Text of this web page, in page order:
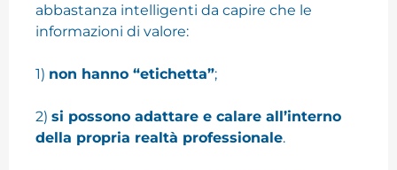
abbastanza intelligenti da capire che le
informazioni di valore:
1) non hanno “etichetta”;
2) si possono adattare e calare all’interno
della propria realtà professionale.